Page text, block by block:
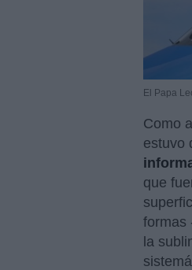
El Papa
Como
estuvo
que
formas
la